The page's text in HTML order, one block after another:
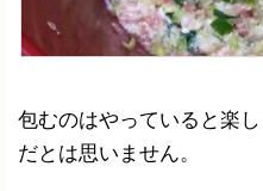
包むのはやっていると楽
だとは思いません。